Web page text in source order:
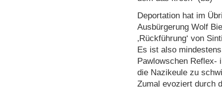
Deportation hat im
Ausbürgerung Wolf
‚Rückführung‘ von
Es ist also
Pawlowschen Reflex-
die Nazikeule zu
Zumal evoziert durch